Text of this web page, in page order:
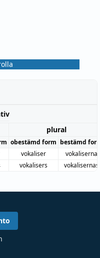
plural
obestämd form bestämd
vokaliser
vokaliserna
vokalisers vokalisernas